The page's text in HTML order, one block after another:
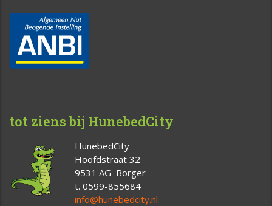
tot ziens bij HunebedCity
HunebedCity
Hoofdstraat 32
9531 AG Borger
t. 0599-855684
info@hunebedcity.nl